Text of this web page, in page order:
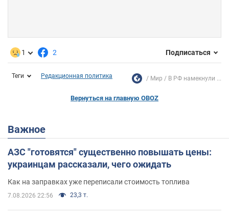
1 2 Подписаться
Теги Редакционная политика Мир В РФ намекнули ...
Вернуться на главную OBOZ
Важное
АЗС "готовятся" существенно повышать цены:
украинцам рассказали, чего ожидать
Как на заправках уже переписали стоимость топлива
7.08.2026 22:56 23,3 т.